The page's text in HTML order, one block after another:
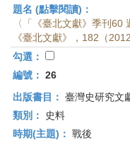
題名 (點擊閱讀)：
〈「《臺北文獻》季刊60
《臺北文獻》，182（
勾選：
編號： 26
出版書目： 臺灣史研究文
類別：
史料
時期(主題)： 戰後